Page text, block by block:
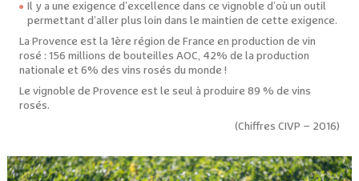
Il y a une exigence d’excellence dans ce vignoble d’où un outil
permettant d’aller plus loin dans le maintien de cette exigence.
La Provence est la 1ère région de France en production de vin
rosé : 156 millions de bouteilles AOC, 42% de la production
nationale et 6% des vins rosés du monde !
Le vignoble de Provence est le seul à produire 89 % de vins
rosés.
(Chiffres CIVP – 2016)